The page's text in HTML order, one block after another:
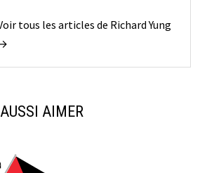
tous les articles de Richard Yung
AIMER